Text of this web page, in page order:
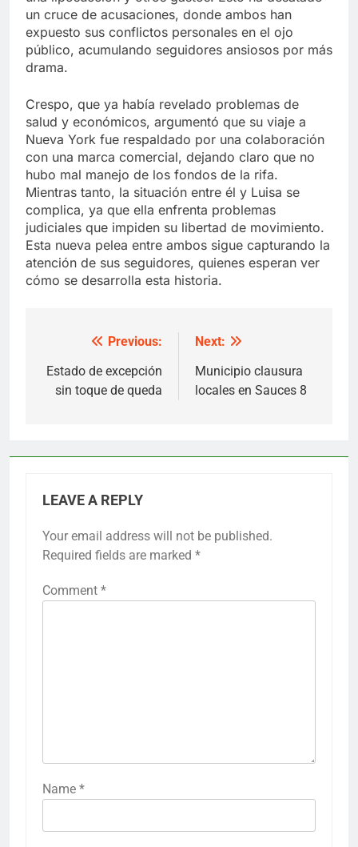
un cruce de acusaciones, donde ambos han
expuesto sus conflictos personales en el ojo
público, acumulando seguidores ansiosos por más
drama.
Crespo, que ya había revelado problemas de
salud y económicos, argumentó que su viaje a
Nueva York fue respaldado por una colaboración
con una marca comercial, dejando claro que no
hubo mal manejo de los fondos de la rifa.
Mientras tanto, la situación entre él y Luisa se
complica, ya que ella enfrenta problemas
judiciales que impiden su libertad de movimiento.
Esta nueva pelea entre ambos sigue capturando la
atención de sus seguidores, quienes esperan ver
cómo se desarrolla esta historia.
navigation
Previous:
Estado de excepción
sin toque de queda
Next:
Municipio clausura
locales en Sauces 8
LEAVE A REPLY
Your email address will not be published.
Required fields are marked *
Comment *
Name *